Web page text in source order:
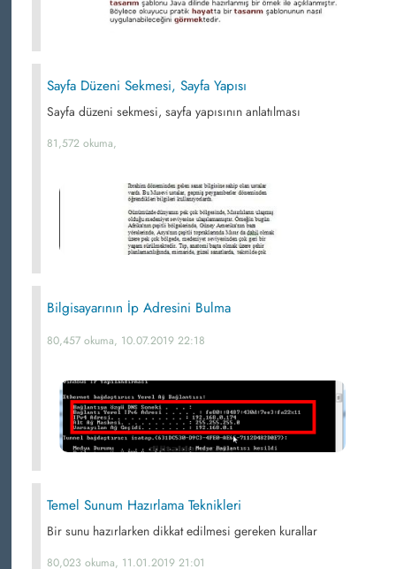
Sayfa Düzeni Sekmesi, Sayfa Yapısı
Sayfa düzeni sekmesi, sayfa yapısının anlatılması
81,572 okuma,
Bilgisayarının İp Adresini Bulma
80,457 okuma, 10.07.2019 22:18
Temel Sunum Hazırlama Teknikleri
Bir sunu hazırlarken dikkat edilmesi gereken kurallar
80,023 okuma, 11.01.2019 21:01